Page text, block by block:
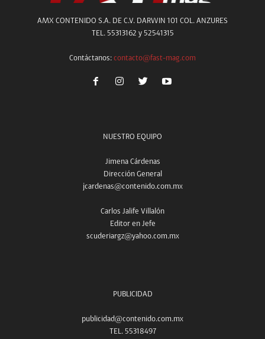
AMX CONTENIDO S.A. DE C.V. DARWIN 101 COL. ANZURES
TEL. 55313162 y 52541315
Contáctanos: contacto@fast-mag.com
NUESTRO EQUIPO
Jimena Cárdenas
Dirección General
jcardenas@contenido.com.mx
Carlos Jalife Villalón
Editor en Jefe
scuderiargz@yahoo.com.mx
PUBLICIDAD
publicidad@contenido.com.mx
TEL. 55318497